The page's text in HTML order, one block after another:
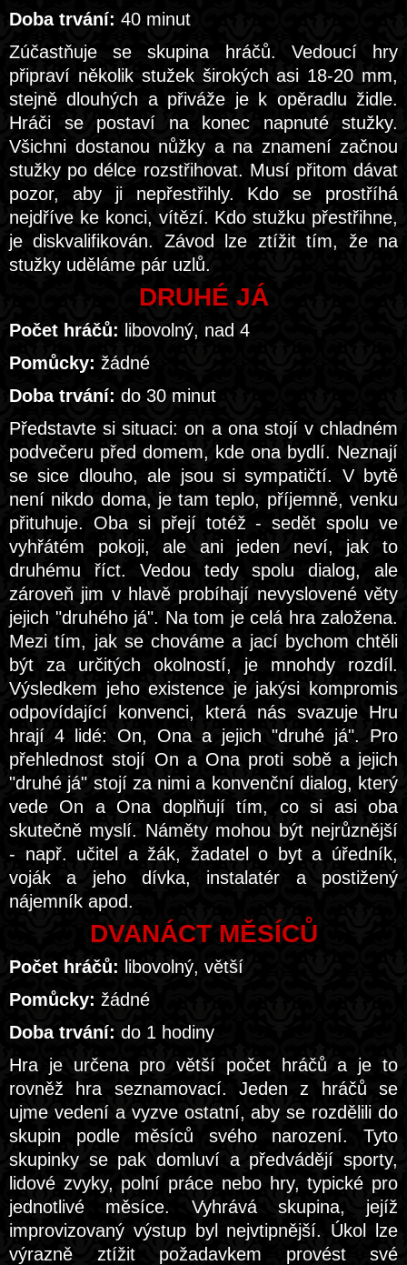
Doba trvání: 40 minut
Zúčastňuje se skupina hráčů. Vedoucí hry
připraví několik stužek širokých asi 18-20 mm,
stejně dlouhých a přiváže je k opěradlu židle.
Hráči se postaví na konec napnuté stužky.
Všichni dostanou nůžky a na znamení začnou
stužky po délce rozstřihovat. Musí přitom dávat
pozor, aby ji nepřestřihly. Kdo se prostříhá
nejdříve ke konci, vítězí. Kdo stužku přestřihne,
je diskvalifikován. Závod lze ztížit tím, že na
stužky uděláme pár uzlů.
DRUHÉ JÁ
Počet hráčů: libovolný, nad 4
Pomůcky: žádné
Doba trvání: do 30 minut
Představte si situaci: on a ona stojí v chladném
podvečeru před domem, kde ona bydlí. Neznají
se sice dlouho, ale jsou si sympatičtí. V bytě
není nikdo doma, je tam teplo, příjemně, venku
přituhuje. Oba si přejí totéž - sedět spolu ve
vyhřátém pokoji, ale ani jeden neví, jak to
druhému říct. Vedou tedy spolu dialog, ale
zároveň jim v hlavě probíhají nevyslovené věty
jejich "druhého já". Na tom je celá hra založena.
Mezi tím, jak se chováme a jací bychom chtěli
být za určitých okolností, je mnohdy rozdíl.
Výsledkem jeho existence je jakýsi kompromis
odpovídající konvenci, která nás svazuje Hru
hrají 4 lidé: On, Ona a jejich "druhé já". Pro
přehlednost stojí On a Ona proti sobě a jejich
"druhé já" stojí za nimi a konvenční dialog, který
vede On a Ona doplňují tím, co si asi oba
skutečně myslí. Náměty mohou být nejrůznější
- např. učitel a žák, žadatel o byt a úředník,
voják a jeho dívka, instalatér a postižený
nájemník apod.
DVANÁCT MĚSÍCŮ
Počet hráčů: libovolný, větší
Pomůcky: žádné
Doba trvání: do 1 hodiny
Hra je určena pro větší počet hráčů a je to
rovněž hra seznamovací. Jeden z hráčů se
ujme vedení a vyzve ostatní, aby se rozdělili do
skupin podle měsíců svého narození. Tyto
skupinky se pak domluví a předvádějí sporty,
lidové zvyky, polní práce nebo hry, typické pro
jednotlivé měsíce. Vyhrává skupina, jejíž
improvizovaný výstup byl nejvtipnější. Úkol lze
výrazně ztížit požadavkem provést své